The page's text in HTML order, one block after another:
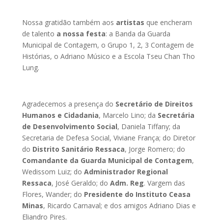
Nossa gratidão também aos artistas que encheram
de talento a nossa festa: a Banda da Guarda
Municipal de Contagem, o Grupo 1, 2, 3 Contagem de
Histórias, o Adriano Músico e a Escola Tseu Chan Tho
Lung.
Agradecemos a presença do Secretário de Direitos
Humanos e Cidadania, Marcelo Lino; da Secretária
de Desenvolvimento Social, Daniela Tiffany; da
Secretaria de Defesa Social, Viviane França; do Diretor
do Distrito Sanitário Ressaca, Jorge Romero; do
Comandante da Guarda Municipal de Contagem,
Wedissom Luiz; do Administrador Regional
Ressaca, José Geraldo; do Adm. Reg. Vargem das
Flores, Wander; do Presidente do Instituto Ceasa
Minas, Ricardo Carnaval; e dos amigos Adriano Dias e
Eliandro Pires.